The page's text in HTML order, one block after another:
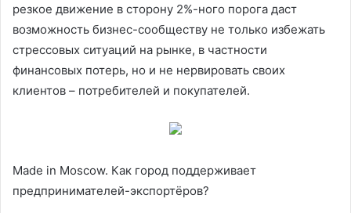
резкое движение в сторону 2%-ного порога даст
возможность бизнес-сообществу не только избежать
стрессовых ситуаций на рынке, в частности
финансовых потерь, но и не нервировать своих
клиентов – потребителей и покупателей.
Made in Moscow. Как город поддерживает
предпринимателей-экспортёров?